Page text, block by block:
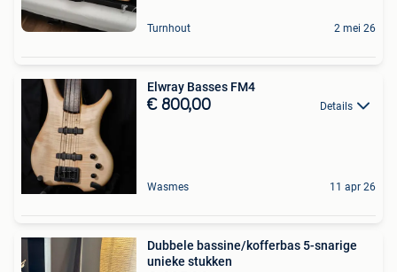
Turnhout 2 mei 26
Elwray Basses FM4
€ 800,00 Details
Wasmes 11 apr 26
Dubbele bassine/kofferbas 5-snarige
unieke stukken